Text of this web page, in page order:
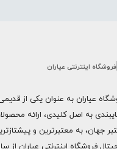
عیاران به عنوان یکی از
به اصل کلیدی، ارائه
جهان، به معتبرترین و